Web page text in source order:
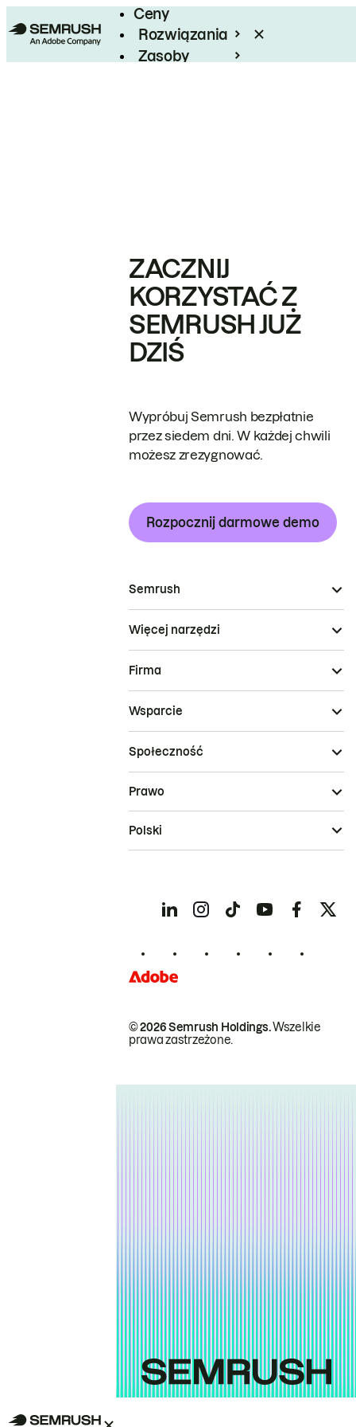
Ceny
Rozwiązania
Zasoby
ZACZNIJ
KORZYSTAĆ Z
SEMRUSH JUŻ
DZIŚ
Wypróbuj Semrush bezpłatnie
przez siedem dni. W każdej chwili
możesz zrezygnować.
Rozpocznij darmowe demo
Semrush
Więcej narzędzi
Firma
Wsparcie
Społeczność
© 2026 Semrush Holdings.Wszelkie
prawa zastrzeżone.
Prawo
Polski